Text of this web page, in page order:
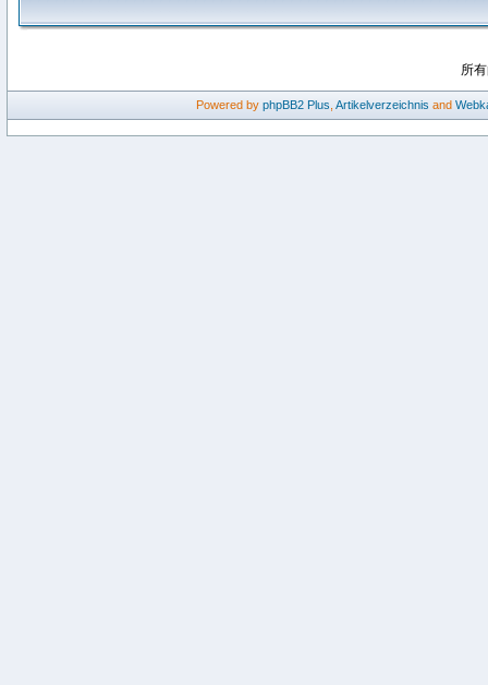
所
Powered by phpBB2 Plus Artikelverzeichnis and